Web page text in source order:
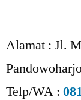
Alamat : Jl.
Telp/WA :